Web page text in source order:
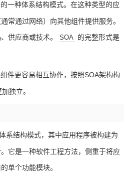
一种体系结构模式。在这种类型的应
常通过网络）向其他组件提供服务。
供应商或技术。
SOA 的完整形式是
件更容易相互协作，按照SOA架构构
独立。
系结构模式，其中应用程序被构建为
它是一种软件工程方法，侧重于将应
单个功能模块。